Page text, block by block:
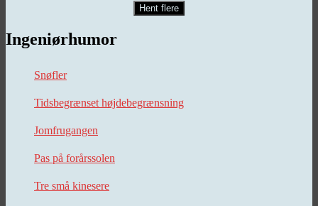
Hent flere
Ingeniørhumor
Snøfler
Tidsbegrænset højdebegrænsning
Jomfrugangen
Pas på forårssolen
Tre små kinesere